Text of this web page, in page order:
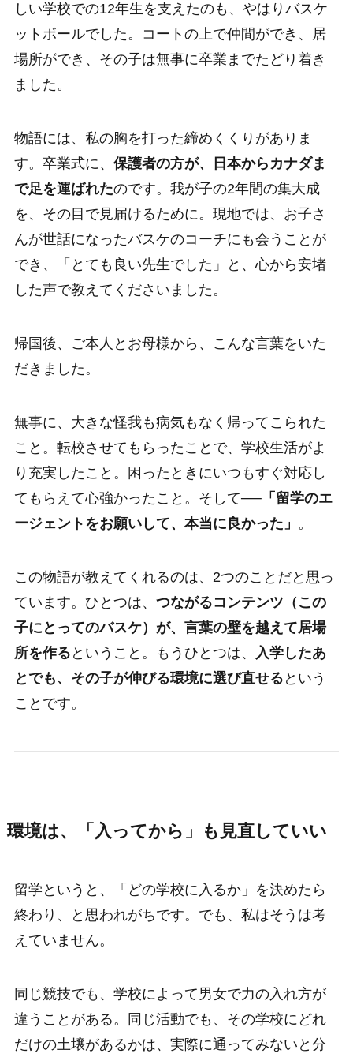
しい学校での12年生を支えたのも、やはりバスケ
ットボールでした。コートの上で仲間ができ、居
場所ができ、その子は無事に卒業までたどり着き
ました。
物語には、私の胸を打った締めくくりがありま
す。卒業式に、 保護者の方が、日本からカナダま
で足を運ばれたのです。我が子の2年間の集大成
を、その目で見届けるために。現地では、お子さ
んが世話になったバスケのコーチにも会うことが
でき、「とても良い先生でした」と、心から安堵
した声で教えてくださいました。
帰国後、ご本人とお母様から、こんな言葉をいた
だきました。
無事に、大きな怪我も病気もなく帰ってこられた
こと。転校させてもらったことで、学校生活がよ
り充実したこと。困ったときにいつもすぐ対応し
てもらえて心強かったこと。そして──「留学のエ
ージェントをお願いして、本当に良かった」 。
この物語が教えてくれるのは、2つのことだと思っ
ています。ひとつは、 つながるコンテンツ（この
子にとってのバスケ）が、言葉の壁を越えて居場
所を作る ということ。もうひとつは、
入学したあ
とでも、その子が伸びる環境に選び直せる という
ことです。
環境は、「入ってから」も見直していい
留学というと、「どの学校に入るか」を決めたら
終わり、と思われがちです。でも、私はそうは考
えていません。
同じ競技でも、学校によって男女で力の入れ方が
違うことがある。同じ活動でも、その学校にどれ
だけの土壌があるかは、実際に通ってみないと分